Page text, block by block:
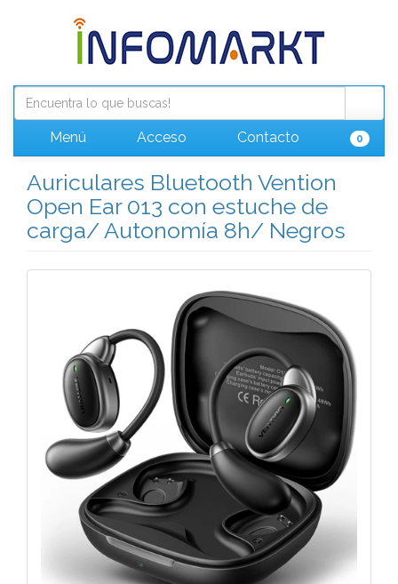
Menú Acceso Contacto 0
Auriculares Bluetooth Vention
Open Ear 013 con estuche de
carga/ Autonomía 8h/ Negros